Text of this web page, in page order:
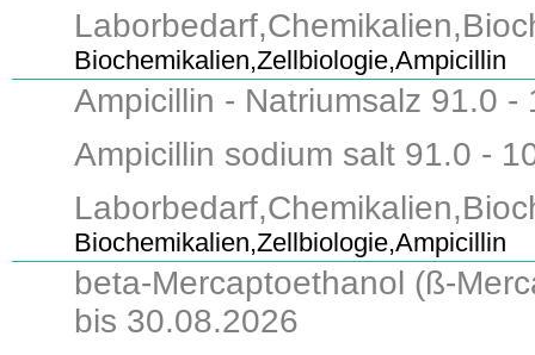
Biochemikalien,Zellbiologie,Ampicillin
Ampicillin - Natriumsalz 91.0
Ampicillin sodium salt 91.0 -
Biochemikalien,Zellbiologie,Ampicillin
beta-Mercaptoethanol (ß-
bis 30.08.2026